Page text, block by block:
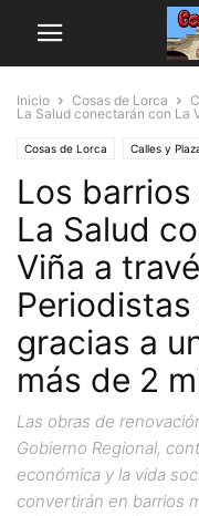
Inicio Cosas de Lorca
La Salud conectarán con La
Cosas de Lorca Calles y
Los
La Salud
Viña a
gracias a
más de 2
Las obras de
Gobierno Regional,
económica y la vida
convertirán en barrios